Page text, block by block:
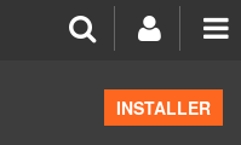
INSTALLER